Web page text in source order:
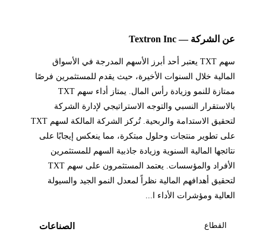
عن الشركة — Textron Inc
سهم TXT يعتبر أحد أبرز الأسهم المدرجة في الأسواق
المالية خلال السنوات الأخيرة، حيث يقدم للمستثمرين فرصًا
ممتازة للنمو وزيادة رأس المال. يمتاز أداء سهم TXT
بالاستقرار النسبي والتوجه الاستراتيجي لإدارة الشركة
لتحقيق الاستدامة والربحية. تُركز الشركة المالكة لسهم TXT
على تطوير منتجات وحلول مبتكرة، مما ينعكس إيجابًا على
نتائجها المالية السنوية وزيادة جاذبية السهم للمستثمرين
الأفراد والمؤسسات. يعتمد المستثمرون على سهم TXT
لتحقيق أهدافهم المالية نظراً لمعدل النمو الجيد والسيولة
العالية ومؤشرات الأداء ا...
القطاع الصناعات